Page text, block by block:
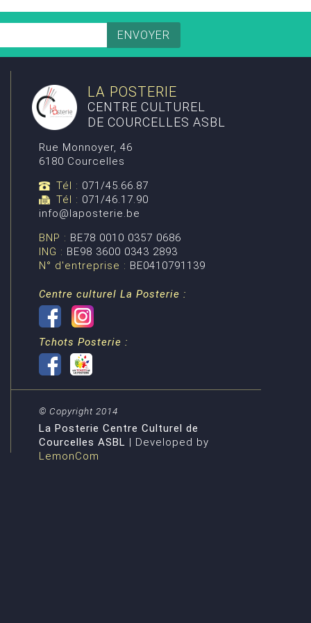
LA POSTERIE
CENTRE CULTUREL
DE COURCELLES ASBL
Rue Monnoyer, 46
6180 Courcelles
Tél : 071/45.66.87
Tél : 071/46.17.90
info@laposterie.be
BNP : BE78 0010 0357 0686
ING : BE98 3600 0343 2893
N° d'entreprise : BE0410791139
Centre culturel La Posterie :
Tchots Posterie :
© Copyright 2014
La Posterie Centre Culturel de
Courcelles ASBL | Developed by
LemonCom